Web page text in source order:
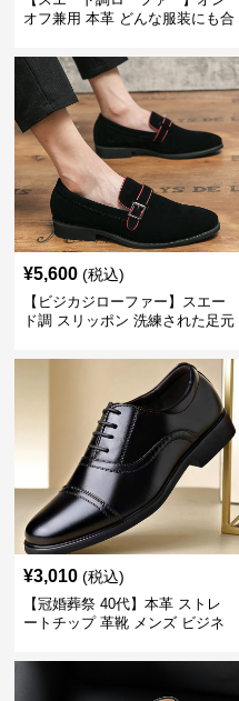
オフ兼用 本革 どんな服装にも合
供
¥5,600 (税込)
【ビジカジローファー】スエー
ド調 スリッポン 洗練された足元
引き立てる
¥3,010 (税込)
【冠婚葬祭 40代】本革 ストレ
ートチップ 革靴 メンズ ビジネ
ル